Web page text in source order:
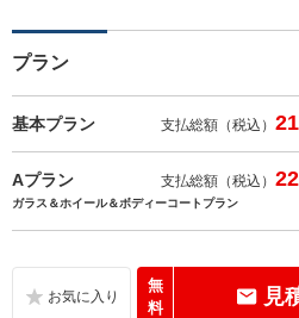
プラン
基本プラン 支払総額（税込）
Aプラン 支払総額（税込）
ガラス＆ホイール＆ボディーコートプラン
無
料
見